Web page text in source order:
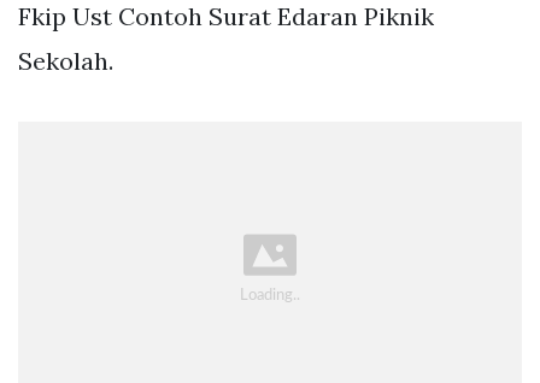
Fkip Ust Contoh Surat Edaran Piknik
Sekolah.